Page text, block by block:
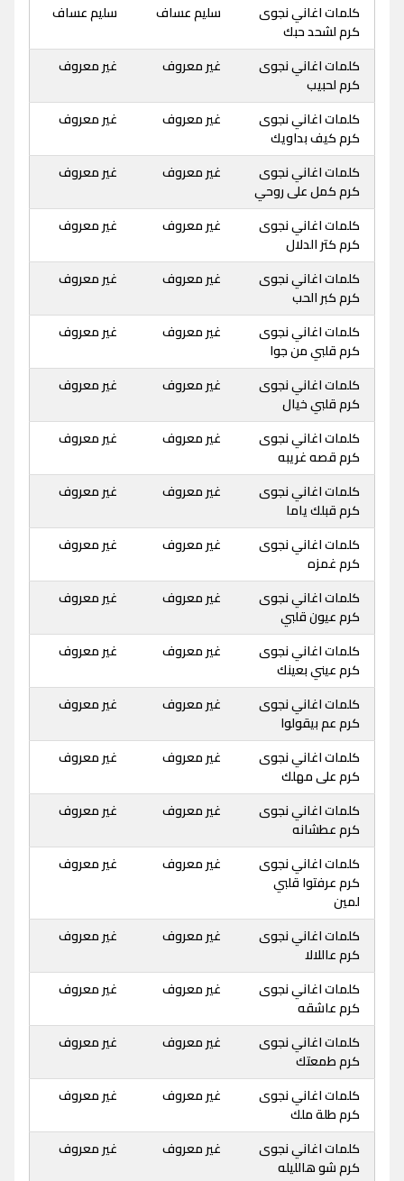
كلمات اغاني نجوى
كرم لشحد حبك
سليم عساف سليم عساف
كلمات اغاني نجوى
كرم لحبيب
غير معروف غير معروف
كلمات اغاني نجوى
كرم كيف بداويك
غير معروف غير معروف
كلمات اغاني نجوى
كرم كمل على روحي
غير معروف غير معروف
كلمات اغاني نجوى
كرم كتر الدلال
غير معروف غير معروف
كلمات اغاني نجوى
كرم كبر الحب
غير معروف غير معروف
كلمات اغاني نجوى
كرم قلبي من جوا
غير معروف غير معروف
كلمات اغاني نجوى
كرم قلبي خيال
غير معروف غير معروف
كلمات اغاني نجوى
كرم قصه غريبه
غير معروف غير معروف
كلمات اغاني نجوى
كرم قبلك ياما
غير معروف غير معروف
كلمات اغاني نجوى
كرم غمزه
غير معروف غير معروف
كلمات اغاني نجوى
كرم عيون قلبي
غير معروف غير معروف
كلمات اغاني نجوى
كرم عيني بعينك
غير معروف غير معروف
كلمات اغاني نجوى
كرم عم بيقولوا
غير معروف غير معروف
كلمات اغاني نجوى
كرم على مهلك
غير معروف غير معروف
كلمات اغاني نجوى
كرم عطشانه
غير معروف غير معروف
كلمات اغاني نجوى
كرم عرفتوا قلبي
لمين
غير معروف غير معروف
كلمات اغاني نجوى
كرم عاللالا
غير معروف غير معروف
كلمات اغاني نجوى
كرم عاشقه
غير معروف غير معروف
كلمات اغاني نجوى
كرم طمعتك
غير معروف غير معروف
كلمات اغاني نجوى
كرم طلة ملك
غير معروف غير معروف
كلمات اغاني نجوى
كرم شو هالليله
غير معروف غير معروف